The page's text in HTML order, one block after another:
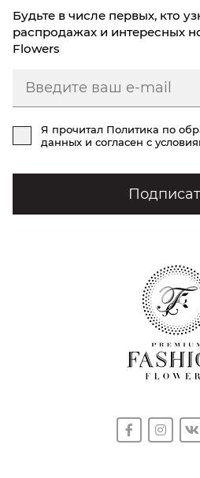
небольшого
простого жеста
Даже одна роза может быть
если подана правильно.
Подходит для:
символического жеста;
первого шага в
Одна роза — это символ
Она не про масштаб, а про:
конкретный жест;
личное обращение.
Иногда один цветок говорит
Будьте в числе первых, кто
распродажах и интересных
Flowers
Я прочитал Политика по
данных и согласен с